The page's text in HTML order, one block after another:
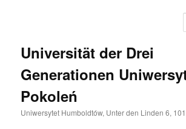
Universität der Drei
Generationen
Pokoleń
Uniwersytet Humboldtów, Unter den Linden 6,